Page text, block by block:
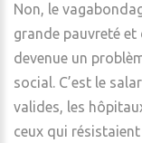
Non, le
grande pauvreté et
devenue un
social. C’est le
valides, les
ceux qui